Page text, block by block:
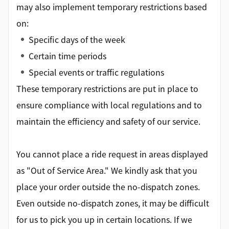
may also implement temporary restrictions based
on:
Specific days of the week
Certain time periods
Special events or traffic regulations
These temporary restrictions are put in place to
ensure compliance with local regulations and to
maintain the efficiency and safety of our service.
You cannot place a ride request in areas displayed
as "Out of Service Area." We kindly ask that you
place your order outside the no-dispatch zones.
Even outside no-dispatch zones, it may be difficult
for us to pick you up in certain locations. If we